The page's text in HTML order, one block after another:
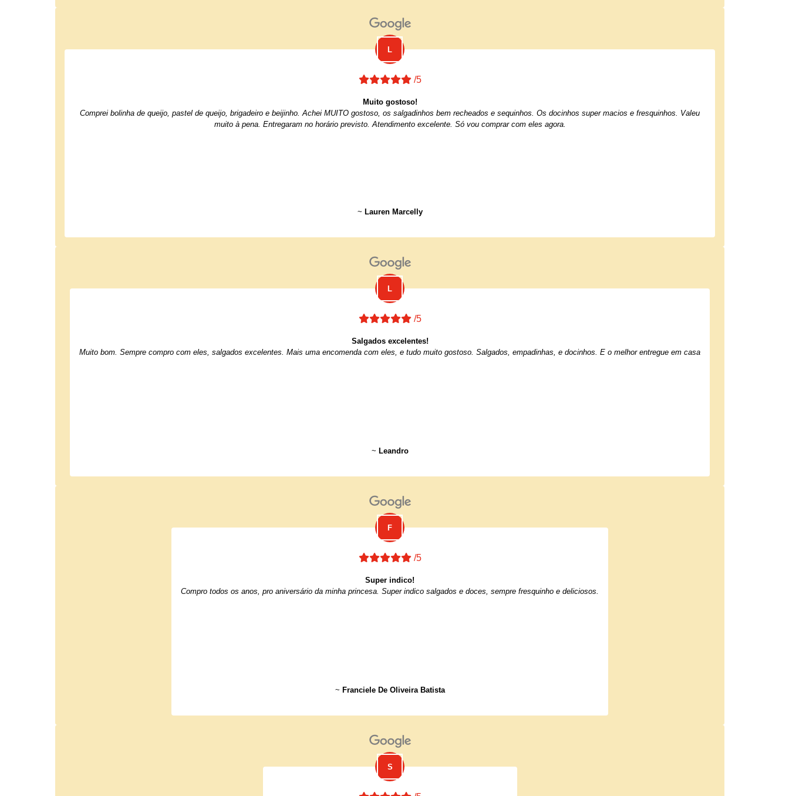
/5
Muito gostoso!
Comprei bolinha de queijo, pastel de queijo, brigadeiro e beijinho. Achei MUITO gostoso, os salgadinhos bem recheados e sequinhos. Os docinhos super macios e fresquinhos. Valeu
muito à pena. Entregaram no horário previsto. Atendimento excelente. Só vou comprar com eles agora.
~ Lauren Marcelly
/5
Salgados excelentes!
Muito bom. Sempre compro com eles, salgados excelentes. Mais uma encomenda com eles, e tudo muito gostoso. Salgados, empadinhas, e docinhos. E o melhor entregue em casa
~ Leandro
/5
Super indico!
Compro todos os anos, pro aniversário da minha princesa. Super indico salgados e doces, sempre fresquinho e deliciosos.
~ Franciele De Oliveira Batista